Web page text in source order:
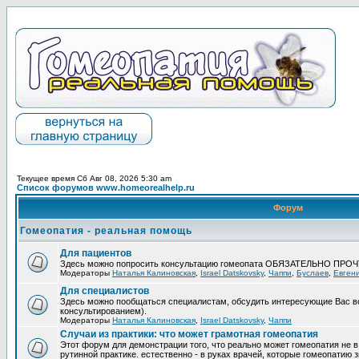
Текущее время Сб Авг 08, 2026 5:30 am
Список форумов www.homeorealhelp.ru
Форум
Гомеопатия - реальная помощь
Для пациентов
Здесь можно попросить консультацию гомеопата ОБЯЗАТЕЛЬНО
Модераторы Наталья Калиновская Israel Datskovsky, Чаппи Буслаев
Для специалистов
Здесь можно пообщаться специалистам, обсудить интересующие Вас
консультированием).
Модераторы Наталья Калиновская Israel Datskovsky, Чаппи
Случаи из практики: что может грамотная гомеопатия
Этот форум для демонстрации того, что реально может гомеопатия не
рутинной практике. естественно - в руках врачей, которые гомеопатию